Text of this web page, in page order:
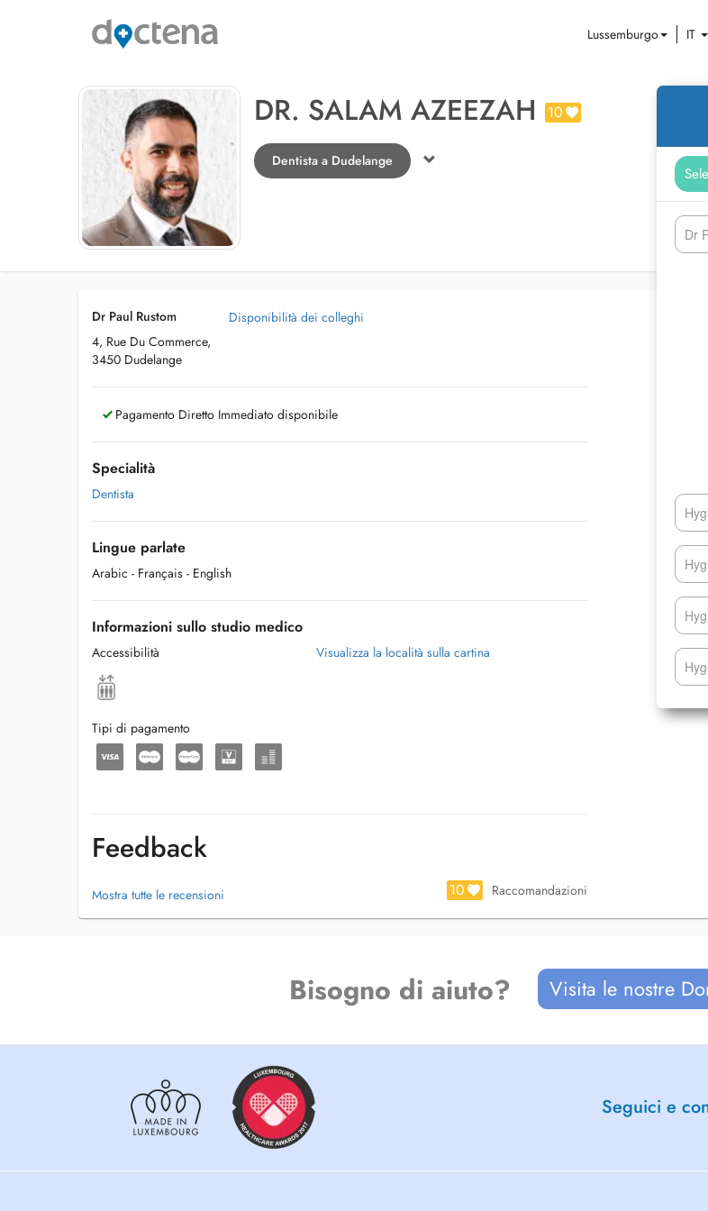
Lussemburgo IT
DR. SALAM AZEEZAH 10
Dentista a Dudelange
Dr
Dr Paul Rustom
4, Rue Du Commerce,
3450 Dudelange
Disponibilità dei colleghi
Pagamento Diretto Immediato disponibile
Specialità
Dentista
Lingue parlate
Arabic - Français - English
Informazioni sullo studio medico
Accessibilità
Tipi di pagamento
Visualizza la località sulla cartina
Feedback
Mostra tutte le recensioni 10 Raccomandazioni
Bisogno di aiuto? Visita le nostre
Seguici e